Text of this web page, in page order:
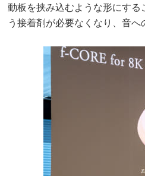
動板を挟み込むような形にす
う接着剤が必要なくなり、音へ